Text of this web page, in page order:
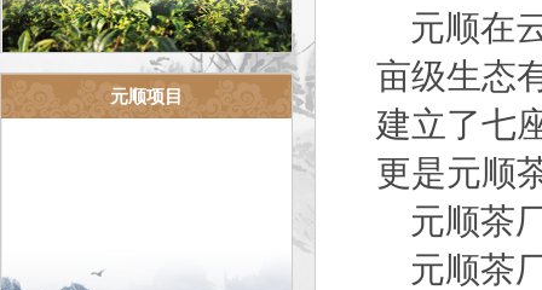
元顺项目
元顺在
亩级生态
建立了七
更是元顺
元顺茶
元顺茶